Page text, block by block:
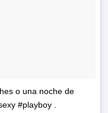
o una noche de
#playboy .